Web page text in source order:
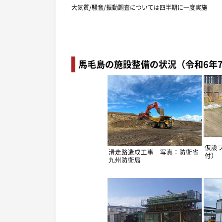
大気質/騒音/振動調査については四半期に一度実施
馬毛島の施設整備の状況（令和6年
滑走路造成工事 写真：防衛省
九州防衛局
仮設
付）